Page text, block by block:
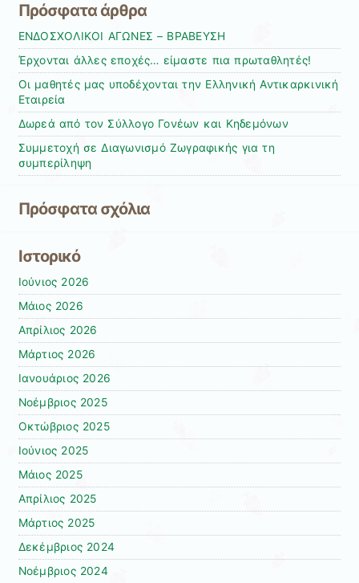
Πρόσφατα άρθρα
ΕΝΔΟΣΧΟΛΙΚΟΙ ΑΓΩΝΕΣ – ΒΡΑΒΕΥΣΗ
Έρχονται άλλες εποχές… είμαστε πια πρωταθλητές!
Οι μαθητές μας υποδέχονται την Ελληνική Αντικαρκινική
Εταιρεία
Δωρεά από τον Σύλλογο Γονέων και Κηδεμόνων
Συμμετοχή σε Διαγωνισμό Ζωγραφικής για τη
συμπερίληψη
Πρόσφατα σχόλια
Ιστορικό
Ιούνιος 2026
Μάιος 2026
Απρίλιος 2026
Μάρτιος 2026
Ιανουάριος 2026
Νοέμβριος 2025
Οκτώβριος 2025
Ιούνιος 2025
Μάιος 2025
Απρίλιος 2025
Μάρτιος 2025
Δεκέμβριος 2024
Νοέμβριος 2024